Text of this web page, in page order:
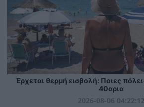
Έρχεται θερμή εισβολή: Ποιες
40αρια
2026-08-06 04:22:12